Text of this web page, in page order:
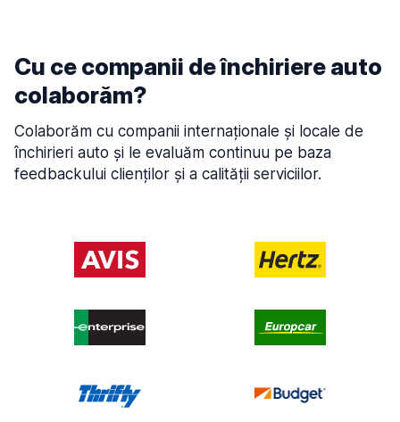
Cu ce companii de închiriere auto
colaborăm?
Colaborăm cu companii internaționale și locale de
închirieri auto și le evaluăm continuu pe baza
feedbackului clienților și a calității serviciilor.